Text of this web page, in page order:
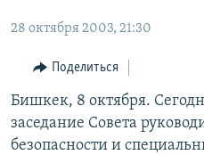
главной
навигации
Вернутся
поиску
ТАДЖИКИСТАН
ҚАЗАҚША
КЫРГЫЗЧА
ЎЗБЕКЧА
ТОҶИКӢ
Все сайты РСЕ/РС
28 октября 2003, 21:30
Поделиться
Бишкек, 8 октября.
заседание Совета
безопасности и